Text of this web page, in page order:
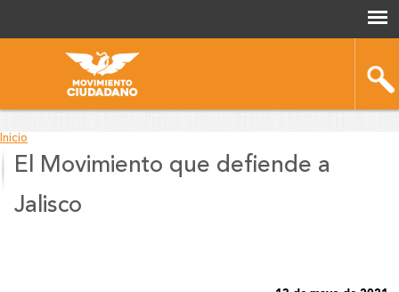
You
are
Inicio
El Movimiento que defiende a
Jalisco